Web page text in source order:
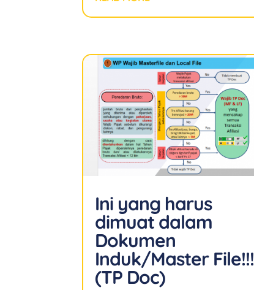
Ini yang harus
dimuat dalam
Dokumen
Induk/Master File!!!
(TP Doc)